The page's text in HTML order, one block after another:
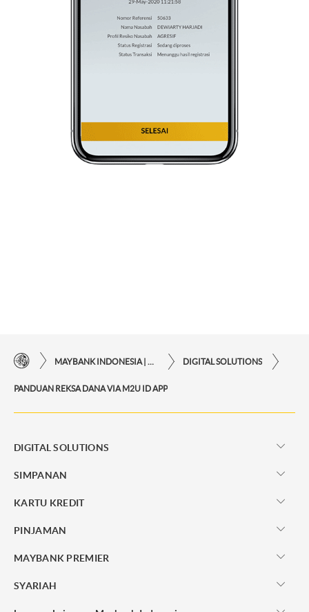
MAYBANK INDONESIA | KEMUDAHAN TRANSAKSI FINANSIAL DI UJUNG JARI ANDA DIGITAL SOLUTIONS
PANDUAN REKSA DANA VIA M2U ID APP
DIGITAL SOLUTIONS
SIMPANAN
KARTU KREDIT
PINJAMAN
MAYBANK PREMIER
SYARIAH